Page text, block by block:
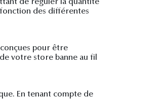
de réguler la quantité
des différentes
pour être
votre store banne au fil
En tenant compte de